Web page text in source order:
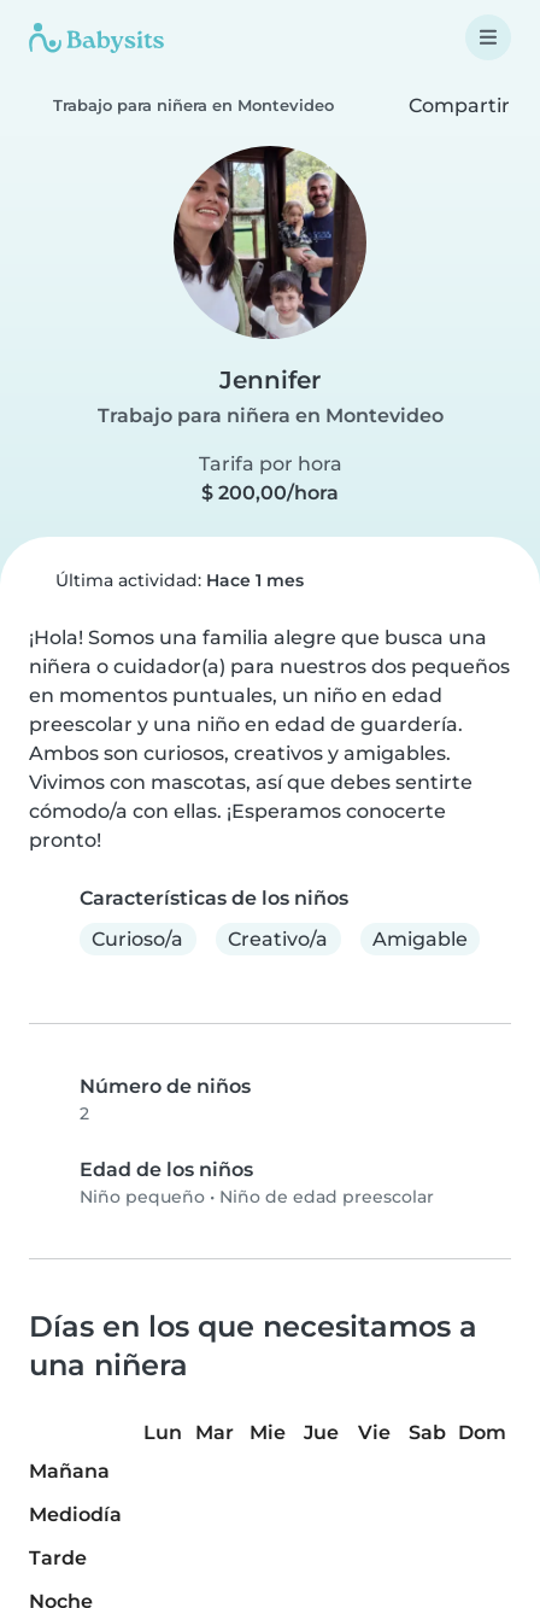
Trabajo para niñera en Montevideo Compartir
Jennifer
Trabajo para niñera en Montevideo
Tarifa por hora
$ 200,00/hora
Última actividad: Hace 1 mes
¡Hola! Somos una familia alegre que busca una
niñera o cuidador(a) para nuestros dos pequeños
en momentos puntuales, un niño en edad
preescolar y una niño en edad de guardería.
Ambos son curiosos, creativos y amigables.
Vivimos con mascotas, así que debes sentirte
cómodo/a con ellas. ¡Esperamos conocerte
pronto!
Características de los niños
Curioso/a
Creativo/a Amigable
Número de niños
2
Edad de los niños
Niño pequeño • Niño de edad preescolar
Días en los que necesitamos a
una niñera
Lun Mar Mie Jue Vie Sab
Dom
Mañana
Mediodía
Tarde
Noche